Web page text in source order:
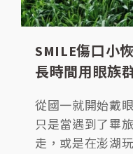
SMILE傷口小
長時間用眼族
從國一就開始戴
只是當遇到了畢
走，或是在澎湖